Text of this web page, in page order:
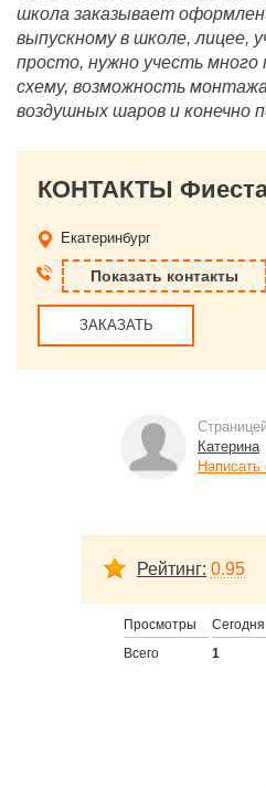
школа заказывает
выпускному в школе, лицее,
просто, нужно учесть
схему, возможность
воздушных шаров и конечно
КОНТАКТЫ
Екатеринбург
Показать контакты
ЗАКАЗАТЬ
Катерина
Рейтинг: 0.95
Просмотры Сегодня
Всего
1